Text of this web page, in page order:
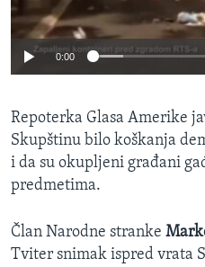
0:00
Repoterka Glasa Amerike
Skupštinu bilo koškanja
i da su okupljeni građani
predmetima.
Član Narodne stranke
Tviter snimak ispred vrata